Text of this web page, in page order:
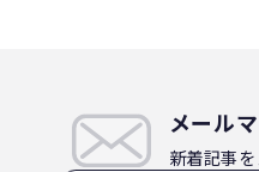
メール
新着記事